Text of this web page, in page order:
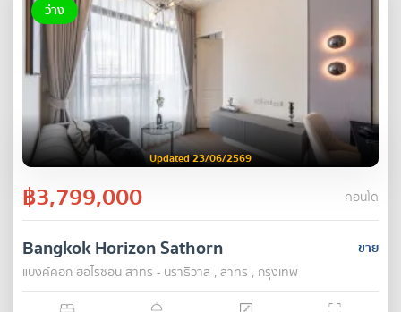
ว่าง
Updated 23/06/2569
฿3,799,000 คอนโด
ขาย
Bangkok Horizon Sathorn
แบงค์คอก ฮอไรซอน สาทร - นราธิวาส , สาทร , กรุงเทพ